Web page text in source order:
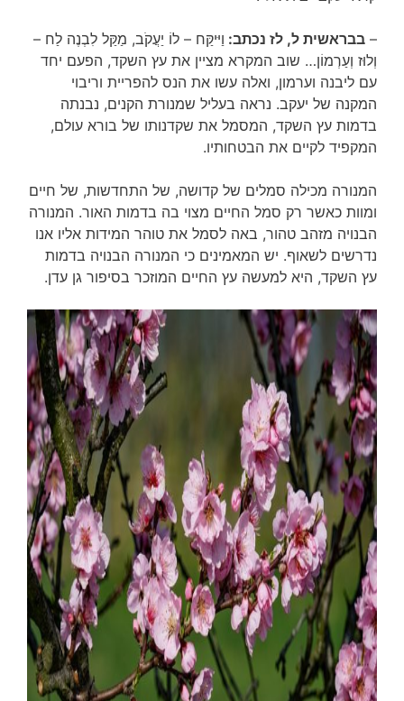
– בבראשית ל, לז נכתב: וַיּיקַּח – לוֹ יַעֲקֹב, מַקַּל לִבְנֶה לַח –
וְלוּז וְעַרְמוֹן… שוב המקרא מציין את עץ השקד, הפעם יחד
עם ליבנה וערמון, ואלה עשו את הנס להפריית וריבוי
המקנה של יעקב. נראה בעליל שמנורת הקנים, נבנתה
בדמות עץ השקד, המסמל את שקדנותו של בורא עולם,
המקפיד לקיים את הבטחותיו.
המנורה מכילה סמלים של קדושה, של התחדשות, של חיים
ומוות כאשר רק סמל החיים מצוי בה בדמות האור. המנורה
הבנויה מזהב טהור, באה לסמל את טוהר המידות אליו אנו
נדרשים לשאוף. יש המאמינים כי המנורה הבנויה בדמות
עץ השקד, היא למעשה עץ החיים המוזכר בסיפור גן עדן.